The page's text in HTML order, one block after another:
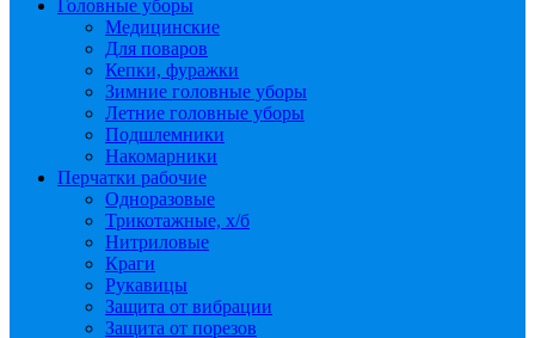
Головные уборы
Медицинские
Для поваров
Кепки, фуражки
Зимние головные уборы
Летние головные уборы
Подшлемники
Накомарники
Перчатки рабочие
Одноразовые
Трикотажные, х/б
Нитриловые
Краги
Рукавицы
Защита от вибрации
Защита от порезов